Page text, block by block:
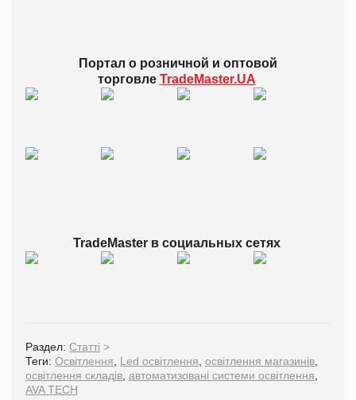
Портал о розничной и оптовой
торговле TradeMaster.UA
TradeMaster всоциальных сетях
Раздел: Статті >
Теги: Освітлення, Led освітлення, освітлення магазинів,
освітлення складів, автоматизовані системи освітлення,
AVA TECH